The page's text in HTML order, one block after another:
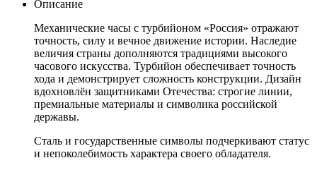
Описание
Механические часы с турбийоном «Россия» отражают
точность, силу и вечное движение истории. Наследие
величия страны дополняются традициями высокого
часового искусства. Турбийон обеспечивает точность
хода и демонстрирует сложность конструкции. Дизайн
вдохновлён защитниками Отечества: строгие линии,
премиальные материалы и символика российской
державы.
Сталь и государственные символы подчеркивают статус
и непоколебимость характера своего обладателя.